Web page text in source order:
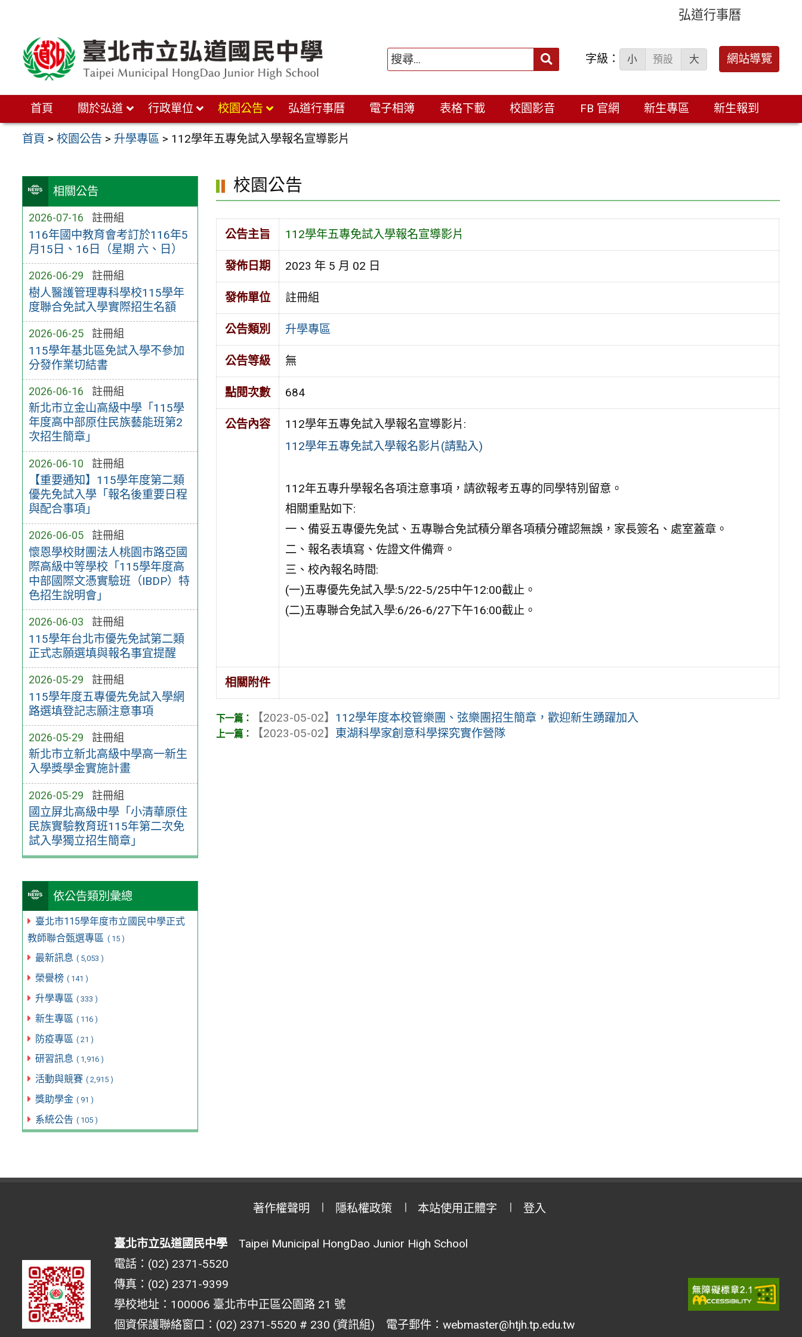
弘道行事曆
搜
字級： 小 預設 大 網站導覽
首頁 關於弘道 行政單位 校園公告 弘道行事曆 電子相簿 表格下載 校園影音 FB 官網 新生專區 新生報到
首頁 >校園公告 > 升學專區 > 112學年五專免試入學報名宣導影片
相關公告
2026-07-16 註冊組
116年國中教育會考訂於116年5
月15日、16日（星期 六、日）
2026-06-29 註冊組
樹人醫護管理專科學校115學年
度聯合免試入學實際招生名額
2026-06-25 註冊組
115學年基北區免試入學不參加
分發作業切結書
2026-06-16 註冊組
新北市立金山高級中學「115學
年度高中部原住民族藝能班第2
次招生簡章」
2026-06-10 註冊組
【重要通知】115學年度​第二類
優先免試入學「報​名後重要日程
與配合事項」
2026-06-05 註冊組
懷恩學校財團法人桃園市路亞國
際高級中等學校「115學年度高
中部國際文憑實驗班（IBDP）特
色招生說明會」
2026-06-03 註冊組
115學年台北市優先免試第二類
正式志願選填與報名事宜提醒
2026-05-29 註冊組
115學年度五專優先免試入學網
路選填登記志願注意事項
2026-05-29 註冊組
新北市立新北高級中學高一新生
入學獎學金實施計畫
2026-05-29 註冊組
國立屏北高級中學「小清華原住
民族實驗教育班115年第二次免
試入學獨立招生簡章」
依公告類別彙總
臺北市115學年度市立國民中學正式
教師聯合甄選專區 ( 15 )
最新訊息 ( 5,053 )
榮譽榜 ( 141 )
升學專區 ( 333 )
新生專區 ( 116 )
防疫專區 ( 21 )
研習訊息 ( 1,916 )
活動與競賽 ( 2,915 )
獎助學金 ( 91 )
系統公告 ( 105 )
校園公告
公告主旨 112學年五專免試入學報名宣導影片
發佈日期 2023 年 5 月 02 日
發佈單位 註冊組
公告類別 升學專區
公告等級 無
點閱次數 684
公告內容
112學年五專免試入學報名宣導影片:
112學年五專免試入學報名影片(請點入)
112年五專升學報名各項注意事項，請欲報考五專的同學特別留意。
相關重點如下:
一、備妥五專優先免試、五專聯合免試積分單各項積分確認無誤，家長簽名、處室蓋章。
二、報名表填寫、佐證文件備齊。
三、校內報名時間:
(一)五專優先免試入學:5/22-5/25中午12:00截止。
(二)五專聯合免試入學:6/26-6/27下午16:00截止。
相關附件
【2023-05-02】 112學年度本校管樂團、弦樂團招生簡章，歡迎新生踴躍加入
【2023-05-02】 東湖科學家創意科學探究實作營隊
著作權聲明 隱私權政策 本站使用正體字 登入
臺北市立弘道國民中學Taipei Municipal HongDao Junior High School
電話：(02) 2371-5520
傳真：(02) 2371-9399
學校地址：100006 臺北市中正區公園路 21 號
個資保護聯絡窗口：(02) 2371-5520 # 230 (資訊組) 電子郵件：webmaster@htjh.tp.edu.tw